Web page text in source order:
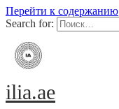
Перейти к содержанию
Search for:
ilia.ae